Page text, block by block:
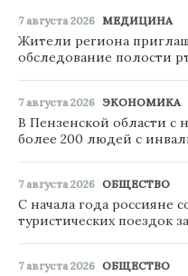
7 августа 2026 МЕДИЦИНА
Жители региона
обследование полости
7 августа 2026 ЭКОНОМИКА
В Пензенской области с
более 200 людей с
7 августа 2026 ОБЩЕСТВО
С начала года россияне
туристических поездок
7 августа 2026 ОБЩЕСТВО